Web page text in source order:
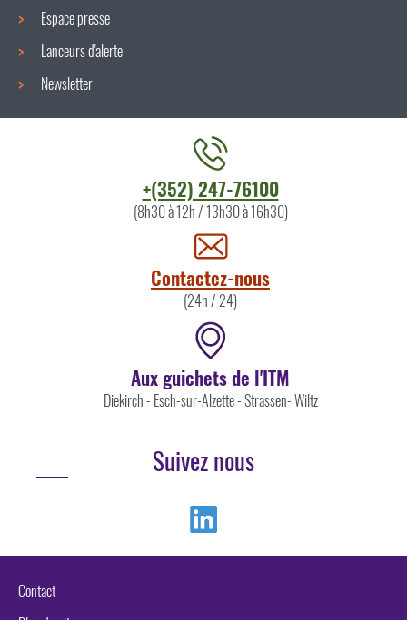
Espace presse
Lanceurs d'alerte
Newsletter
+(352) 247-76100
(8h30 à 12h / 13h30 à 16h30)
Contactez-nous
(24h / 24)
Aux guichets de l'ITM
Diekirch- Esch-sur-Alzette-Strassen-Wiltz
Suivez nous
Contact